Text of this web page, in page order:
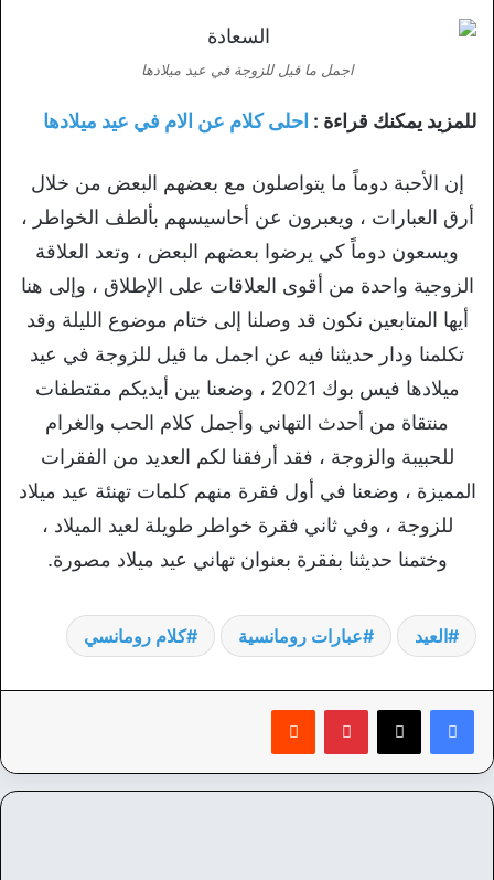
اجمل ما قيل للزوجة في عيد ميلادها
للمزيد يمكنك قراءة : احلى كلام عن الام في عيد ميلادها
إن الأحبة دوماً ما يتواصلون مع بعضهم البعض من خلال
أرق العبارات ، ويعبرون عن أحاسيسهم بألطف الخواطر ،
ويسعون دوماً كي يرضوا بعضهم البعض ، وتعد العلاقة
الزوجية واحدة من أقوى العلاقات على الإطلاق ، وإلى هنا
أيها المتابعين نكون قد وصلنا إلى ختام موضوع الليلة وقد
تكلمنا ودار حديثنا فيه عن اجمل ما قيل للزوجة في عيد
ميلادها فيس بوك 2021 ، وضعنا بين أيديكم مقتطفات
منتقاة من أحدث التهاني وأجمل كلام الحب والغرام
للحبيبة والزوجة ، فقد أرفقنا لكم العديد من الفقرات
المميزة ، وضعنا في أول فقرة منهم كلمات تهنئة عيد ميلاد
للزوجة ، وفي ثاني فقرة خواطر طويلة لعيد الميلاد ،
وختمنا حديثنا بفقرة بعنوان تهاني عيد ميلاد مصورة.
العيد عبارات رومانسية كلام رومانسي
بينتيريست